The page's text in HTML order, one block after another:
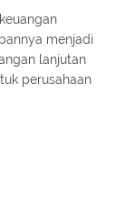
menjadi
lanjutan
perusahaan